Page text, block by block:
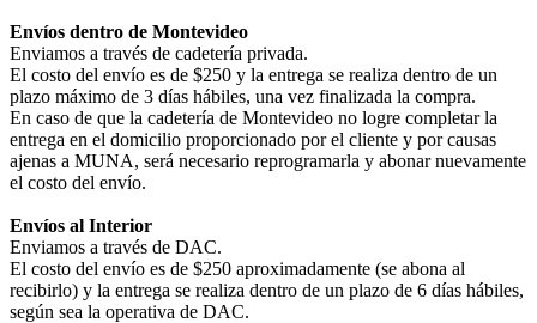
Envíos dentro de Montevideo
Enviamos a través de cadetería privada.
El costo del envío es de $250 y la entrega se realiza dentro de un
plazo máximo de 3 días hábiles, una vez finalizada la compra.
En caso de que la cadetería de Montevideo no logre completar la
entrega en el domicilio proporcionado por el cliente y por causas
ajenas a MUNA, será necesario reprogramarla y abonar nuevamente
el costo del envío.
Envíos al Interior
Enviamos a través de DAC.
El costo del envío es de $250 aproximadamente (se abona al
recibirlo) y la entrega se realiza dentro de un plazo de 6 días hábiles,
según sea la operativa de DAC.